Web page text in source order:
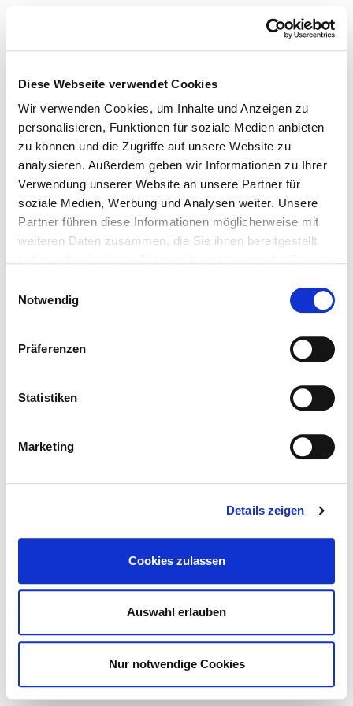
Diese Webseite verwendet Cookies
Wir verwenden Cookies, um Inhalte und Anzeigen zu
personalisieren, Funktionen für soziale Medien anbieten
zu können und die Zugriffe auf unsere Website zu
analysieren. Außerdem geben wir Informationen zu Ihrer
Verwendung unserer Website an unsere Partner für
soziale Medien, Werbung und Analysen weiter. Unsere
Partner führen diese Informationen möglicherweise mit
weiteren Daten zusammen, die Sie ihnen bereitgestellt
Notwendig
Präferenzen
Statistiken
Marketing
Details zeigen
Cookies zulassen
Auswahl erlauben
Nur notwendige Cookies